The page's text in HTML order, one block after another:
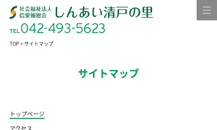
TEL042-493-5623
TOP >サイトマップ
サイトマップ
トップページ
アクセス